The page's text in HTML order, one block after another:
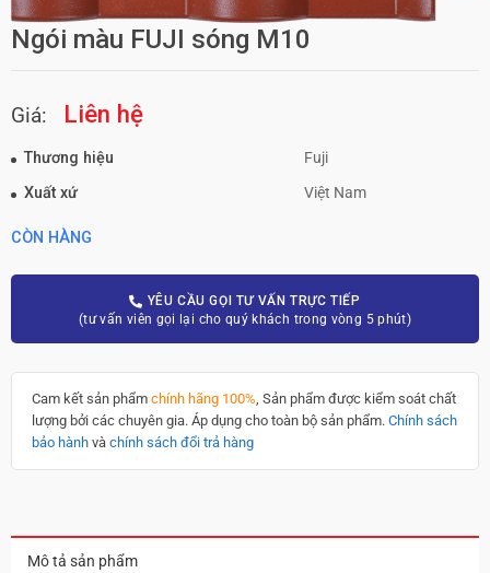
Ngói màu FUJI sóng M10
Giá: Liên hệ
Thương hiệu
Fuji
Xuất xứ
Việt Nam
CÒN HÀNG
YÊU CẦU GỌI TƯ VẤN TRỰC TIẾP
(tư vấn viên gọi lại cho quý khách trong vòng 5 phút)
Cam kết sản phẩm chính hãng 100%, Sản phẩm được kiểm soát chất
lượng bởi các chuyên gia. Áp dụng cho toàn bộ sản phẩm. Chính sách
bảo hành và chính sách đổi trả hàng
Mô tả sản phẩm